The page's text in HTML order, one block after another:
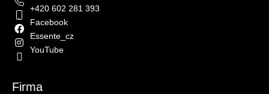
+420 602 281 393
Facebook
Essente_cz
YouTube
Firma